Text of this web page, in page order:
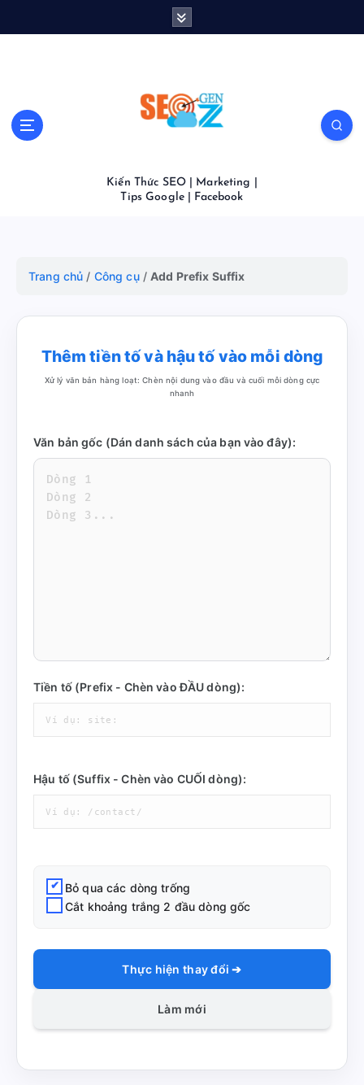
Kiến Thức SEO | Marketing |
Tips Google | Facebook
Trang chủ / Công cụ/ Add Prefix Suffix
Thêm tiền tố và hậu tố vào mỗi dòng
Xử lý văn bản hàng loạt: Chèn nội dung vào đầu và cuối mỗi dòng cực
nhanh
Văn bản gốc (Dán danh sách của bạn vào đây):
Tiền tố (Prefix - Chèn vào ĐẦU dòng):
Hậu tố (Suffix - Chèn vào CUỐI dòng):
Bỏ qua các dòng trống
Cắt khoảng trắng 2 đầu dòng gốc
Thực hiện thay đổi ➔
Làm mới